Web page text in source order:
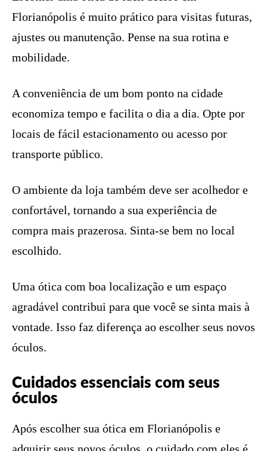
Florianópolis é muito prático para visitas futuras,
ajustes ou manutenção. Pense na sua rotina e
mobilidade.
A conveniência de um bom ponto na cidade
economiza tempo e facilita o dia a dia. Opte por
locais de fácil estacionamento ou acesso por
transporte público.
O ambiente da loja também deve ser acolhedor e
confortável, tornando a sua experiência de
compra mais prazerosa. Sinta-se bem no local
escolhido.
Uma ótica com boa localização e um espaço
agradável contribui para que você se sinta mais à
vontade. Isso faz diferença ao escolher seus novos
óculos.
Cuidados essenciais com seus
óculos
Após escolher sua ótica em Florianópolis e